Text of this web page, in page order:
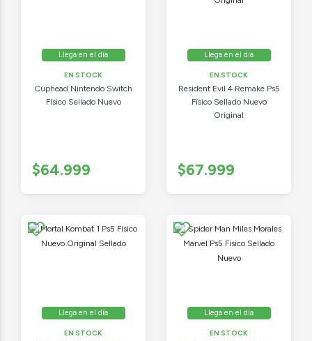
Llega en el día
EN STOCK
Cuphead Nintendo Switch
Físico Sellado Nuevo
$64.999
Llega en el día
EN STOCK
Resident Evil 4 Remake Ps5
Físico Sellado Nuevo
Original
$67.999
Llega en el día
EN STOCK
Llega en el día
EN STOCK